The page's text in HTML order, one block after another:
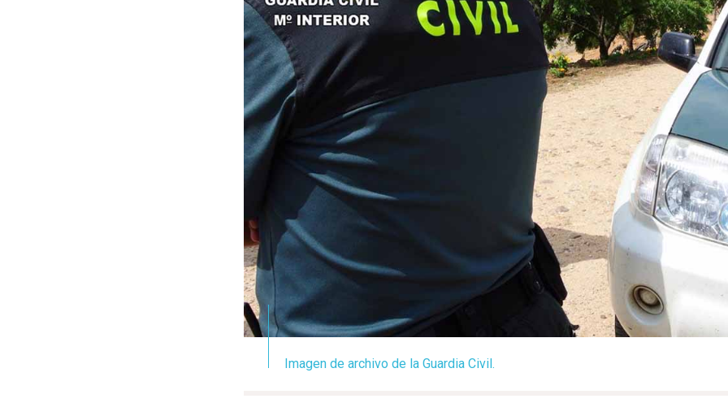
Imagen de archivo de la Guardia Civil.